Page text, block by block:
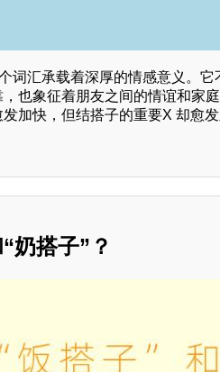
词汇承载着深厚的情感意义。
也象征着朋友之间的情谊和家
加快，但结搭子的重要X 却愈发
奶搭子”？